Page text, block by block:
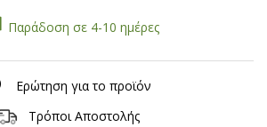
Παράδοση σε 4-10 ημέρες
Ερώτηση για το προϊόν
Τρόποι Αποστολής